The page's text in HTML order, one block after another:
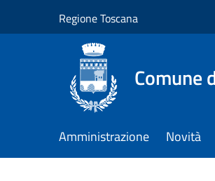
Regione Toscana
Comune
Amministrazione Novità